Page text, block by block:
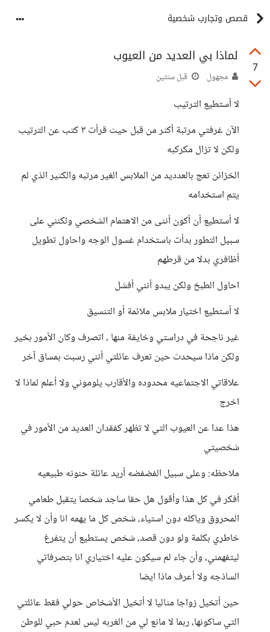
قصص وتجارب شخصية
7
لماذا بي العديد من العيوب
مجهول قبل سنتين
لا أستطيع الترتيب
الآن غرفتي مرتبة أكثر من قبل حيث قرأت ٣ كتب عن الترتيب
ولكن لا تزال مكركبه
الخزائن تعج بالعدديد من الملابس الغير مرتبه والكثير الذي لم
يتم استخدامه
لا أستطيع أن أكون أنثى من الاهتمام الشخصي ولكنني على
سبيل التطور بدأت باستخدام غسول الوجه واحاول تطويل
أظافري بدلا من قرطهم
احاول الطبخ ولكن يبدو أنني أفشل
لا أستطيع اختيار ملابس ملائمة أو التنسيق
غير ناجحة في دراستي وخايفة منها ، اتصرف وكان الأمور بخير
ولكن ماذا سيحدث حين تعرف عائلتي أنني رسبت بمساق آخر
علاقاتي الاجتماعيه محدوده والأقارب يلوموني ولا أعلم لماذا لا
اخرج
هذا عدا عن العيوب التي لا تظهر كفقدان العديد من الأمور في
شخصيتي
ملاحظه: وعلى سبيل الفضفضه أريد عائلة حنونه طبيعيه
أفكر في كل هذا وأقول هل حقا ساجد شخصا يتقبل طعامي
المحروق وياكله دون استياء، شخص كل ما يهمه انا وأن لا يكسر
خاطري بكلمة ولو دون قصد، شخص يستطيع أن يتفرغ
ليتفهمني، وأن جاء لم سيكون عليه اختياري انا بتصرفاتي
الساذجه ولا أعرف ماذا ايضا
حين أتخيل زواجا مثاليا لا أتخيل الأشخاص حولي فقط عائلتي
التي ساكونها، ربما لا مانع لي من الغربه ليس لعدم حبي للوطن